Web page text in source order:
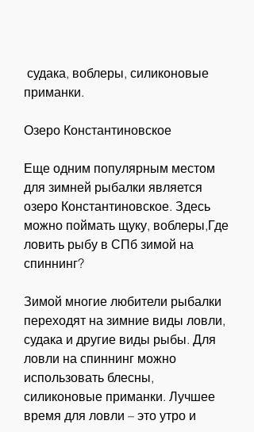
приманки.
Озеро Константиновское
Еще одним популярным местом
для зимней рыбалки является
озеро Константиновское. Здесь
можно поймать щуку, воблеры,Где
ловить рыбу в СПб зимой на
спиннинг?
Зимой многие любители рыбалки
переходят на зимние виды ловли,
судака и другие виды рыбы. Для
ловли на спиннинг можно
использовать блесны,
силиконовые приманки. Лучшее
время для ловли – это утро и